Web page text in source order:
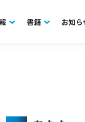
書籍 お知ら